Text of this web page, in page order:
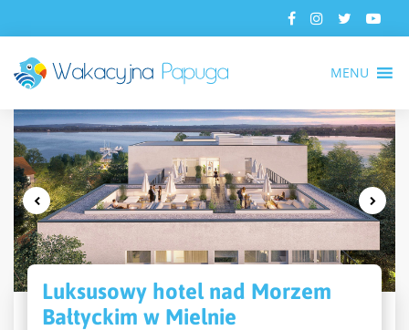
MENU
Luksusowy hotel nad Morzem
Bałtyckim w Mielnie